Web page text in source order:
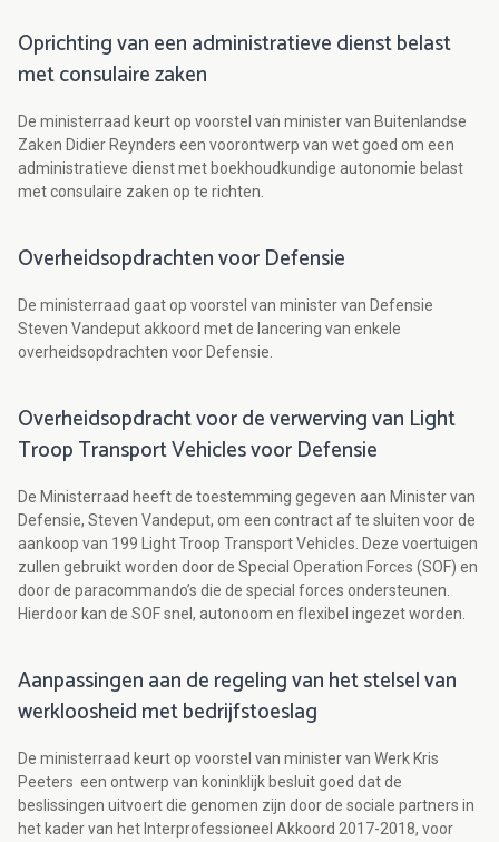
Oprichting van een administratieve dienst belast
met consulaire zaken
De ministerraad keurt op voorstel van minister van Buitenlandse
Zaken Didier Reynders een voorontwerp van wet goed om een
administratieve dienst met boekhoudkundige autonomie belast
met consulaire zaken op te richten.
Overheidsopdrachten voor Defensie
De ministerraad gaat op voorstel van minister van Defensie
Steven Vandeput akkoord met de lancering van enkele
overheidsopdrachten voor Defensie.
Overheidsopdracht voor de verwerving van Light
Troop Transport Vehicles voor Defensie
De Ministerraad heeft de toestemming gegeven aan Minister van
Defensie, Steven Vandeput, om een contract af te sluiten voor de
aankoop van 199 Light Troop Transport Vehicles. Deze voertuigen
zullen gebruikt worden door de Special Operation Forces (SOF) en
door de paracommando’s die de special forces ondersteunen.
Hierdoor kan de SOF snel, autonoom en flexibel ingezet worden.
Aanpassingen aan de regeling van het stelsel van
werkloosheid met bedrijfstoeslag
De ministerraad keurt op voorstel van minister van Werk Kris
Peeters een ontwerp van koninklijk besluit goed dat de
beslissingen uitvoert die genomen zijn door de sociale partners in
het kader van het Interprofessioneel Akkoord 2017-2018, voor